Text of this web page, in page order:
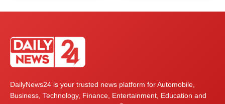
DailyNews24 is your trusted news platform for Automobile,
Business, Technology, Finance, Entertainment, Education and